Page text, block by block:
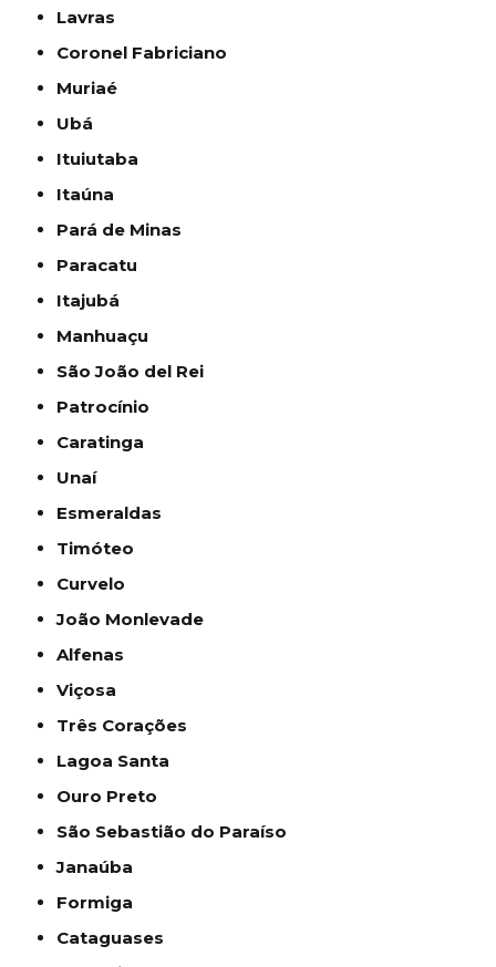
Lavras
Coronel Fabriciano
Muriaé
Ubá
Ituiutaba
Itaúna
Pará de Minas
Paracatu
Itajubá
Manhuaçu
São João del Rei
Patrocínio
Caratinga
Unaí
Esmeraldas
Timóteo
Curvelo
João Monlevade
Alfenas
Viçosa
Três Corações
Lagoa Santa
Ouro Preto
São Sebastião do Paraíso
Janaúba
Formiga
Cataguases